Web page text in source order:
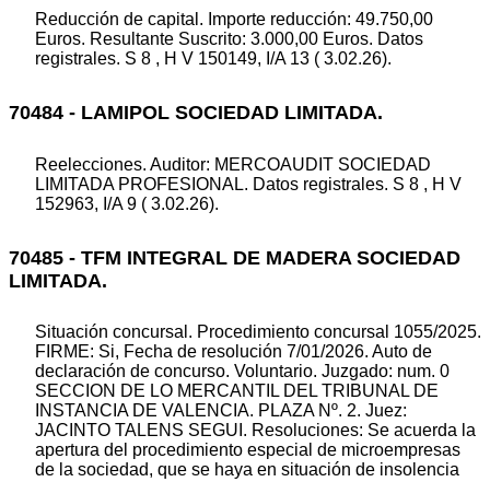
Reducción de capital. Importe reducción: 49.750,00
Euros. Resultante Suscrito: 3.000,00 Euros. Datos
registrales. S 8 , H V 150149, I/A 13 ( 3.02.26).
70484 - LAMIPOL SOCIEDAD LIMITADA.
Reelecciones. Auditor: MERCOAUDIT SOCIEDAD
LIMITADA PROFESIONAL. Datos registrales. S 8 , H V
152963, I/A 9 ( 3.02.26).
70485 - TFM INTEGRAL DE MADERA SOCIEDAD
LIMITADA.
Situación concursal. Procedimiento concursal 1055/2025.
FIRME: Si, Fecha de resolución 7/01/2026. Auto de
declaración de concurso. Voluntario. Juzgado: num. 0
SECCION DE LO MERCANTIL DEL TRIBUNAL DE
INSTANCIA DE VALENCIA. PLAZA Nº. 2. Juez:
JACINTO TALENS SEGUI. Resoluciones: Se acuerda la
apertura del procedimiento especial de microempresas
de la sociedad, que se haya en situación de insolencia